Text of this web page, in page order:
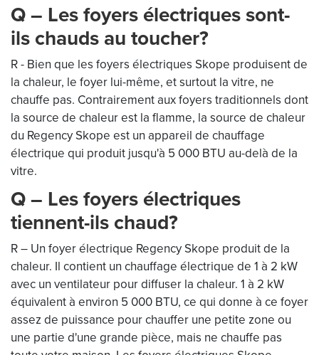
Q – Les foyers électriques sont-
ils chauds au toucher?
R - Bien que les foyers électriques Skope produisent de
la chaleur, le foyer lui-même, et surtout la vitre, ne
chauffe pas. Contrairement aux foyers traditionnels dont
la source de chaleur est la flamme, la source de chaleur
du Regency Skope est un appareil de chauffage
électrique qui produit jusqu'à 5 000 BTU au-delà de la
vitre.
Q – Les foyers électriques
tiennent-ils chaud?
R – Un foyer électrique Regency Skope produit de la
chaleur. Il contient un chauffage électrique de 1 à 2 kW
avec un ventilateur pour diffuser la chaleur. 1 à 2 kW
équivalent à environ 5 000 BTU, ce qui donne à ce foyer
assez de puissance pour chauffer une petite zone ou
une partie d'une grande pièce, mais ne chauffe pas